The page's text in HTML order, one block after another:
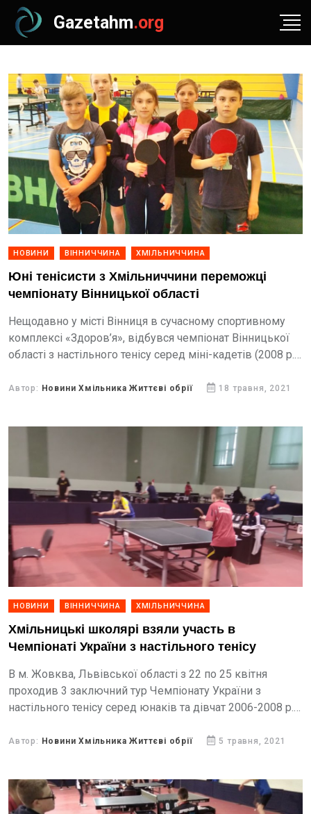
Gazetahm.org
НОВИНИ ВІННИЧЧИНА ХМІЛЬНИЧЧИНА
Юні тенісисти з Хмільниччини переможці
чемпіонату Вінницької області
Нещодавно у місті Вінниця в сучасному спортивному
комплексі «Здоров’я», відбувся чемпіонат Вінницької
області з настільного тенісу серед міні-кадетів (2008 р.
Автор: Новини Хмільника Життєві обрії 18 травня, 2021
НОВИНИ ВІННИЧЧИНА ХМІЛЬНИЧЧИНА
Хмільницькі школярі взяли участь в
Чемпіонаті України з настільного тенісу
В м. Жовква, Львівської області з 22 по 25 квітня
проходив 3 заключний тур Чемпіонату України з
настільного тенісу серед юнаків та дівчат 2006-2008 р.
Автор: Новини Хмільника Життєві обрії 5 травня, 2021